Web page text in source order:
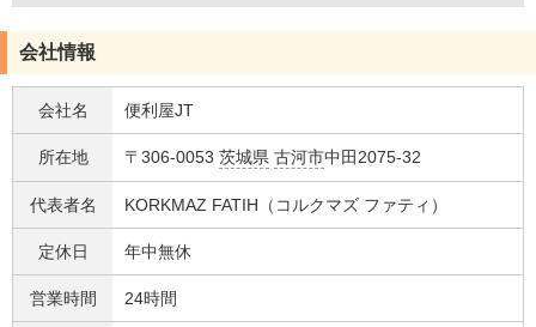
会社情報
会社名 便利屋JT
所在地 〒306-0053 茨城県 古河市中田2075-32
代表者名 KORKMAZ FATIH（コルクマズ ファティ）
定休日 年中無休
営業時間 24時間